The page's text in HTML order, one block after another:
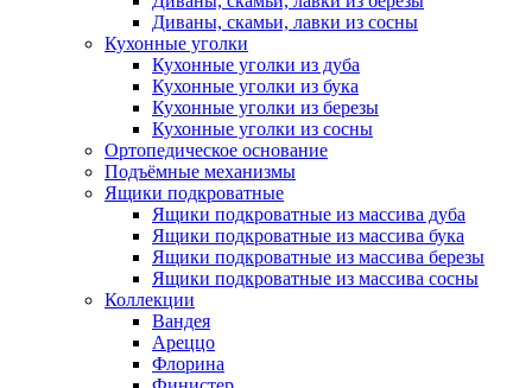
Диваны, скамьи, лавки из сосны
Кухонные уголки
Кухонные уголки из дуба
Кухонные уголки из бука
Кухонные уголки из березы
Кухонные уголки из сосны
Ортопедическое основание
Подъёмные механизмы
Ящики подкроватные
Ящики подкроватные из массива дуба
Ящики подкроватные из массива бука
Ящики подкроватные из массива березы
Ящики подкроватные из массива сосны
Коллекции
Вандея
Ареццо
Флорина